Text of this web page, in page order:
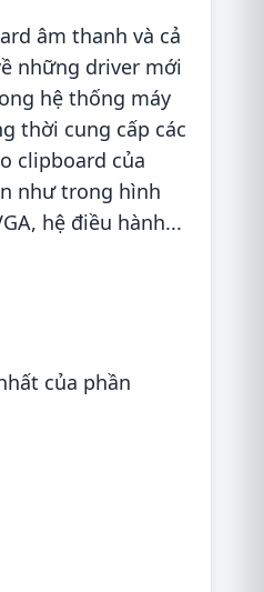
âm thanh và cả
những driver mới
hệ thống máy
thời cung cấp các
clipboard của
như trong hình
hệ điều hành...
của phần